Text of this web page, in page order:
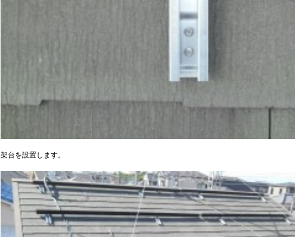
架台を設置します。